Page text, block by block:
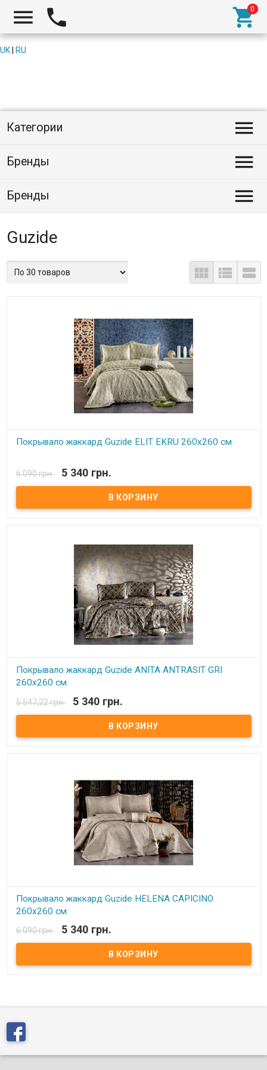
  
UK RU
Категории 
Бренды 
Бренды 
Guzide
  
Покрывало жаккард Guzide ELIT EKRU 260x260 см
260x260 см Размер наволочек: 50х70 см - 2 шт. Состав: жаккард,
100% хлопок Упаковка: Подарочная коробка Производитель:
6 090 грн. 5 340 грн.
Покрывало жаккард Guzide ANITA ANTRASIT GRI
260x260 см
В наличии
Покрывало жаккард Guzide ANITA ANTRASIT GRI 260x260 см
Размер: 260x260 см Размер наволочек: 50х70 см - 2 шт. Состав:
жаккард, 100% хлопок Упаковка: Подарочная коробка
5 547,22 грн. 5 340 грн.
Покрывало жаккард Guzide HELENA CAPICINO
260x260 см
В наличии
Покрывало жаккард Guzide HELENA CAPICINO 260x260 см Размер:
260x260 см Размер наволочек: 50х70 см - 2 шт. Состав: жаккард,
100% хлопок Упаковка: Подарочная коробка Производитель:
6 090 грн. 5 340 грн.